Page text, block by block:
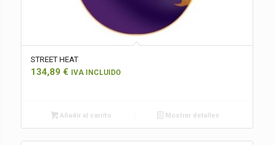
STREET HEAT
134,89 € IVA INCLUIDO
Añadir al carrito Mostrar detalles